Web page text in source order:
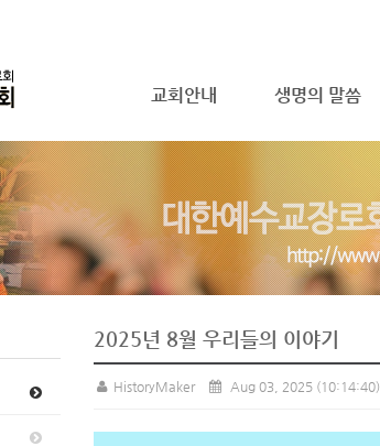
교회안내 생명의 말씀
2025년 8월 우리들의 이야기
HistoryMaker Aug 03, 2025 (10:14:40)